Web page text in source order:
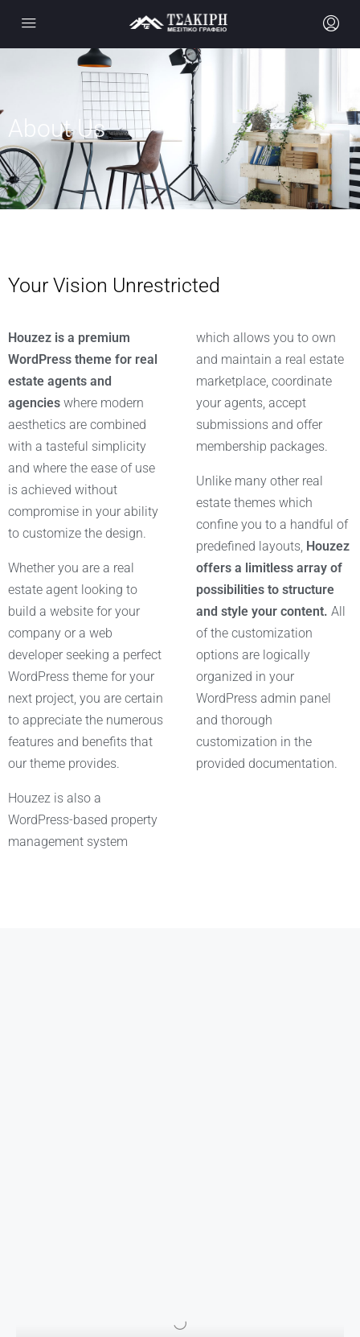
About Us
Your Vision Unrestricted
Houzez is a premium
WordPress theme for real
estate agents and
agencies where modern
aesthetics are combined
with a tasteful simplicity
and where the ease of use
is achieved without
compromise in your ability
to customize the design.
Whether you are a real
estate agent looking to
build a website for your
company or a web
developer seeking a perfect
WordPress theme for your
next project, you are certain
to appreciate the numerous
features and benefits that
our theme provides.
Houzez is also a
WordPress-based property
management system
which allows you to own
and maintain a real estate
marketplace, coordinate
your agents, accept
submissions and offer
membership packages.
Unlike many other real
estate themes which
confine you to a handful of
predefined layouts, Houzez
offers a limitless array of
possibilities to structure
and style your content. All
of the customization
options are logically
organized in your
WordPress admin panel
and thorough
customization in the
provided documentation.